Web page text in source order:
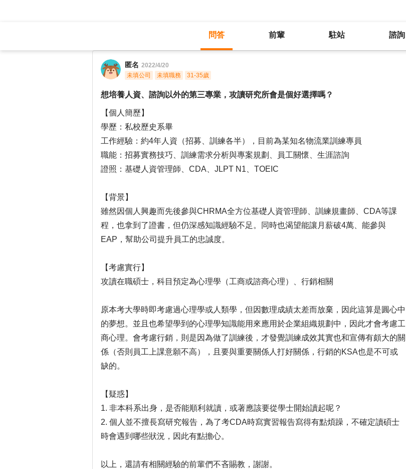
問答 前輩 駐站 諮詢
匿名 2022/4/20
未填公司
未填職務 31-35歲
想培養人資、諮詢以外的第三專業，攻讀研究所會是個好選擇嗎？
【個人簡歷】
學歷：私校歷史系畢
工作經驗：約4年人資（招募、訓練各半），目前為某知名物流業訓練專員
職能：招募實務技巧、訓練需求分析與專案規劃、員工關懷、生涯諮詢
證照：基礎人資管理師、CDA、JLPT N1、TOEIC
【背景】
雖然因個人興趣而先後參與CHRMA全方位基礎人資管理師、訓練規畫師、CDA等課
程，也拿到了證書，但仍深感知識經驗不足。同時也渴望能讓月薪破4萬、能參與
EAP，幫助公司提升員工的忠誠度。
【考慮實行】
攻讀在職碩士，科目預定為心理學（工商或諮商心理）、行銷相關
原本考大學時即考慮過心理學或人類學，但因數理成績太差而放棄，因此這算是圓心中
的夢想。並且也希望學到的心理學知識能用來應用於企業組織規劃中，因此才會考慮工
商心理。會考慮行銷，則是因為做了訓練後，才發覺訓練成效其實也和宣傳有頗大的關
係（否則員工上課意願不高），且要與重要關係人打好關係，行銷的KSA也是不可或
缺的。
【疑惑】
1. 非本科系出身，是否能順利就讀，或著應該要從學士開始讀起呢？
2. 個人並不擅長寫研究報告，為了考CDA時寫實習報告寫得有點煩躁，不確定讀碩士
時會遇到哪些狀況，因此有點擔心。
以上，還請有相關經驗的前輩們不吝賜教，謝謝。